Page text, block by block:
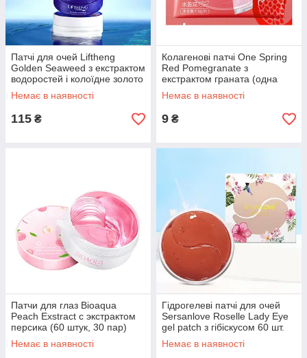
Патчі для очей Liftheng
Golden Seaweed з екстрактом
водоростей і колоїдне золото
(30 пар)
Немає в наявності
115 ₴
Колагенові патчі One Spring
Red Pomegranate з
екстрактом граната (одна
пара)
Немає в наявності
9 ₴
Патчи для глаз Bioaqua
Peach Exstract с экстрактом
персика (60 штук, 30 пар)
Немає в наявності
Гідрогелеві патчі для очей
Sersanlove Roselle Lady Eye
gel patch з гібіскусом 60 шт.
Немає в наявності